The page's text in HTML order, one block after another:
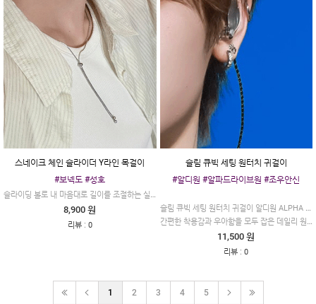
스네이크 체인 슬라이더 Y라인 목걸이
#보넥도 #성호
슬라이딩 볼로 내 마음대로 길이를 조절하는 실버 핏
8,900 원
리뷰: 0
슬림 큐빅 세팅 원터치 귀걸이
#알디원 #알파드라이브원 #조우안신
슬림 큐빅 세팅 원터치 귀걸이 알디원 ALPHA DRIVE ONE 알파드라이브원
간편한 착용감과 우아함을 모두 잡은 데일리 원터치 링 귀걸이
11,500 원
리뷰 :0
1 2 3 4 5